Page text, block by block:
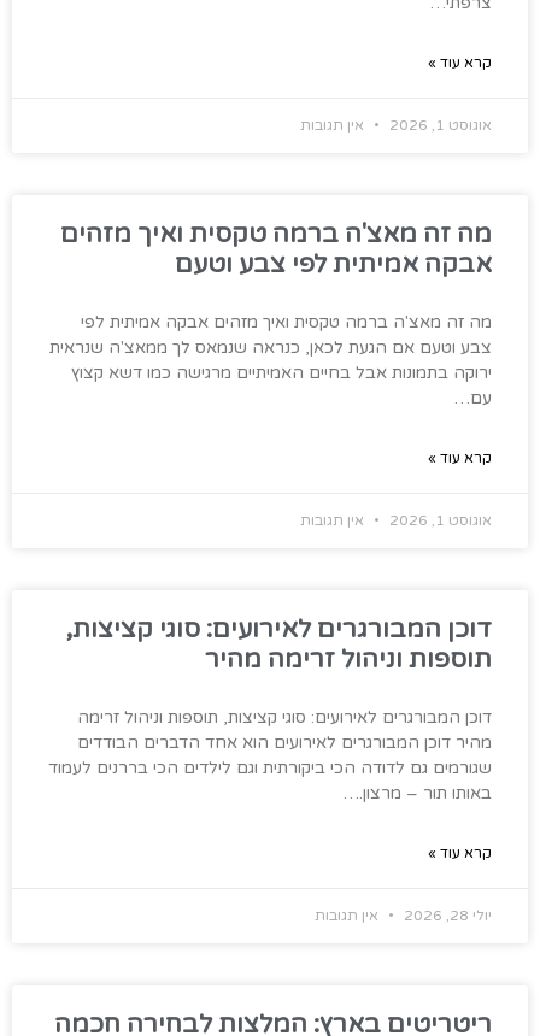
קרא עוד »
אוגוסט 1, 2026 אין תגובות
מה זה מאצ'ה ברמה טקסית ואיך מזהים
אבקה אמיתית לפי צבע וטעם
מה זה מאצ'ה ברמה טקסית ואיך מזהים אבקה אמיתית לפי
צבע וטעם אם הגעת לכאן, כנראה שנמאס לך ממאצ'ה שנראית
ירוקה בתמונות אבל בחיים האמיתיים מרגישה כמו דשא קצוץ
עם…
קרא עוד »
אוגוסט 1, 2026 אין תגובות
דוכן המבורגרים לאירועים: סוגי קציצות,
תוספות וניהול זרימה מהיר
דוכן המבורגרים לאירועים: סוגי קציצות, תוספות וניהול זרימה
מהיר דוכן המבורגרים לאירועים הוא אחד הדברים הבודדים
שגורמים גם לדודה הכי ביקורתית וגם לילדים הכי בררנים לעמוד
באותו תור – מרצון.…
קרא עוד »
יולי 28, 2026 אין תגובות
ריטריטים בארץ: המלצות לבחירה חכמה